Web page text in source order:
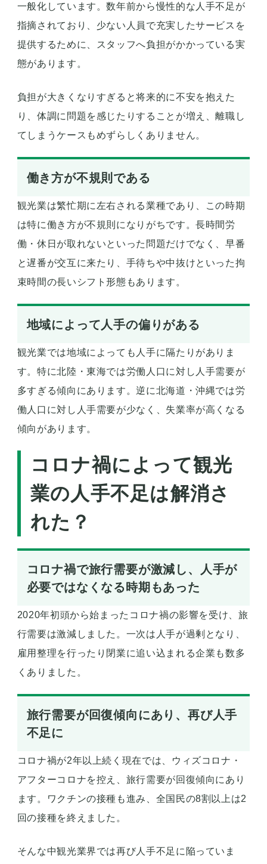
一般化しています。数年前から慢性的な人手不足が
指摘されており、少ない人員で充実したサービスを
提供するために、スタッフへ負担がかかっている実
態があります。
負担が大きくなりすぎると将来的に不安を抱えた
り、体調に問題を感じたりすることが増え、離職し
てしまうケースもめずらしくありません。
働き方が不規則である
観光業は繁忙期に左右される業種であり、この時期
は特に働き方が不規則になりがちです。長時間労
働・休日が取れないといった問題だけでなく、早番
と遅番が交互に来たり、手待ちや中抜けといった拘
束時間の長いシフト形態もあります。
地域によって人手の偏りがある
観光業では地域によっても人手に隔たりがありま
す。特に北陸・東海では労働人口に対し人手需要が
多すぎる傾向にあります。逆に北海道・沖縄では労
働人口に対し人手需要が少なく、失業率が高くなる
傾向があります。
コロナ禍によって観光
業の人手不足は解消さ
れた？
コロナ禍で旅行需要が激減し、人手が
必要ではなくなる時期もあった
2020年初頭から始まったコロナ禍の影響を受け、旅
行需要は激減しました。一次は人手が過剰となり、
雇用整理を行ったり閉業に追い込まれる企業も数多
くありました。
旅行需要が回復傾向にあり、再び人手
不足に
コロナ禍が2年以上続く現在では、ウィズコロナ・
アフターコロナを控え、旅行需要が回復傾向にあり
ます。ワクチンの接種も進み、全国民の8割以上は2
回の接種を終えました。
そんな中観光業界では再び人手不足に陥っていま